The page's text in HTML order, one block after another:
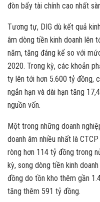
đòn bẩy tài chính cao nhất
Tương tự, DIG dù kết quả
âm dòng tiền kinh doanh lên
năm, tăng đáng kể so với
2020. Trong kỳ, các khoản
ty lên tới hơn 5.600 tỷ đồng,
ngắn hạn và dài hạn tăng
nguồn vốn.
Một trong những doanh
doanh âm nhiều nhất là
ròng hơn 114 tỷ đồng trong
kỳ, song dòng tiền kinh
đồng do tồn kho thêm gần
tăng thêm 591 tỷ đồng.